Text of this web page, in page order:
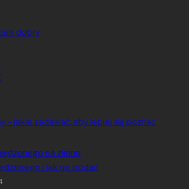
dobry
– jakie zadawać, aby lepiej się poznać
i jak go podać